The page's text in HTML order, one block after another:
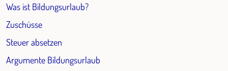
Was ist Bildungsurlaub?
Zuschüsse
Steuer absetzen
Argumente Bildungsurlaub